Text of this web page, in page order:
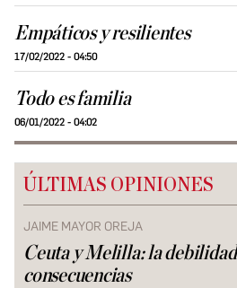
Empáticos y resilientes
17/02/2022 - 04:50
Todo es familia
06/01/2022 - 04:02
ÚLTIMAS OPINIONES
JAIME MAYOR OREJA
Ceuta y Melilla: la
consecuencias